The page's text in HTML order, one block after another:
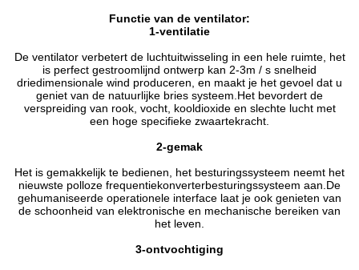
Functie van de ventilator:
1-ventilatie
De ventilator verbetert de luchtuitwisseling in een hele ruimte, het
is perfect gestroomlijnd ontwerp kan 2-3m / s snelheid
driedimensionale wind produceren, en maakt je het gevoel dat u
geniet van de natuurlijke bries systeem.Het bevordert de
verspreiding van rook, vocht, kooldioxide en slechte lucht met
een hoge specifieke zwaartekracht.
2-gemak
Het is gemakkelijk te bedienen, het besturingssysteem neemt het
nieuwste polloze frequentiekonverterbesturingssysteem aan.De
gehumaniseerde operationele interface laat je ook genieten van
de schoonheid van elektronische en mechanische bereiken van
het leven.
3-ontvochtiging